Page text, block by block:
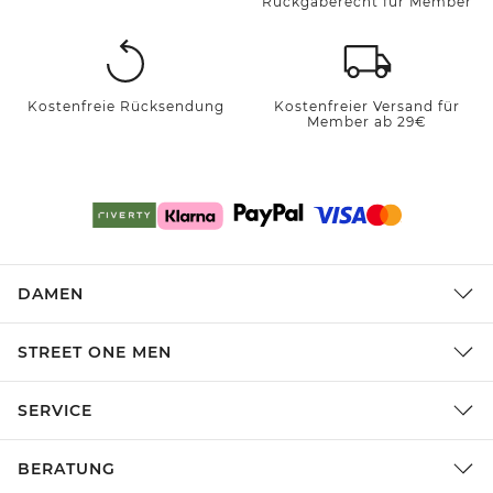
Kostenfreie Rücksendung
Kostenfreier Versand für
Member ab 29€
DAMEN
STREET ONE MEN
SERVICE
BERATUNG